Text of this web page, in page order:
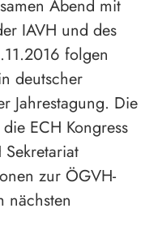
Abend mit
IAVH und des
folgen
deutscher
Jahrestagung. Die
ECH Kongress
zur ÖGVH-
nächsten